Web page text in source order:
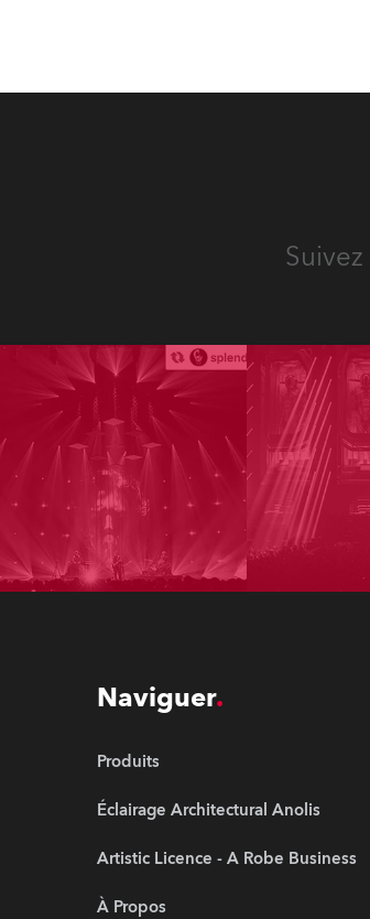
Suivez
Naviguer
Produits
Éclairage Architectural Anolis
Artistic Licence - A Robe Business
À Propos